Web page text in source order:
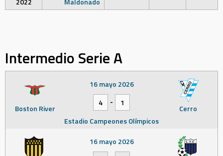
Intermedio Serie A
Boston River Cerro
16 mayo 2026
4
-
1
Estadio Campeones Olímpicos
16 mayo 2026